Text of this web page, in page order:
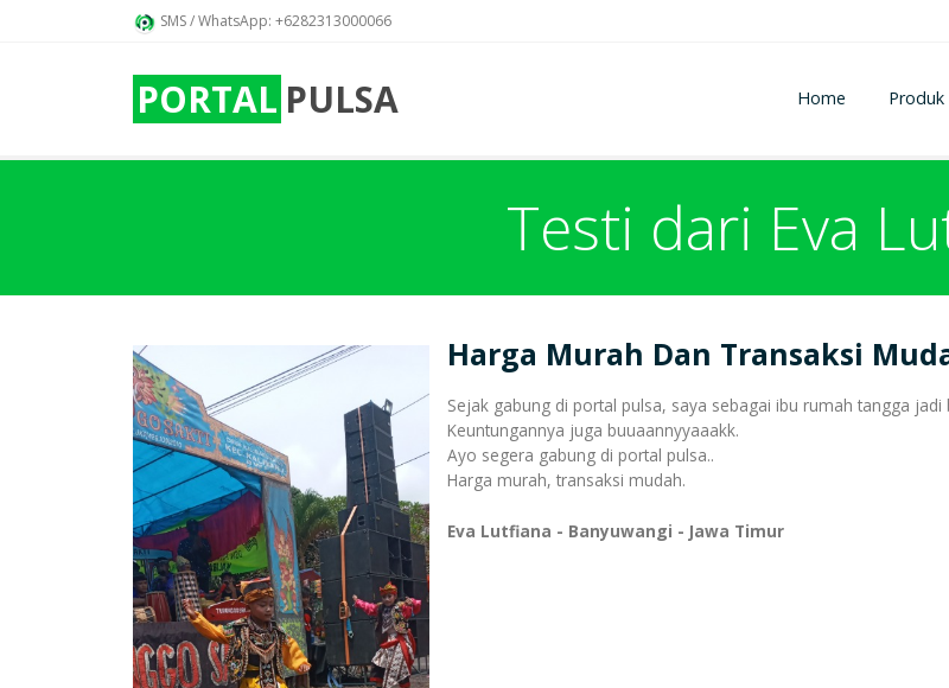
SMS / WhatsApp: +6282313000066
PORTAL PULSA Home Produk
Testi dari Eva
Harga Murah Dan Transaksi
Sejak gabung di portal pulsa, saya sebagai ibu rumah tangga
Keuntungannya juga buuaannyyaaakk.
Ayo segera gabung di portal pulsa..
Harga murah, transaksi mudah.
Eva Lutfiana - Banyuwangi - Jawa Timur